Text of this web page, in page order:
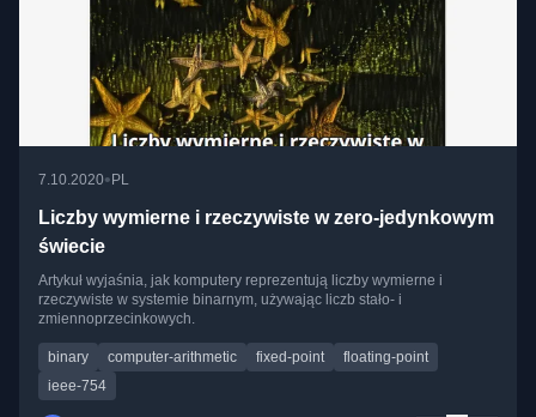
7.10.2020•PL
Liczby wymierne i rzeczywiste w zero-jedynkowym
świecie
Artykuł wyjaśnia, jak komputery reprezentują liczby wymierne i
rzeczywiste w systemie binarnym, używając liczb stało- i
zmiennoprzecinkowych.
binary computer-arithmetic fixed-point
floating-point
ieee-754